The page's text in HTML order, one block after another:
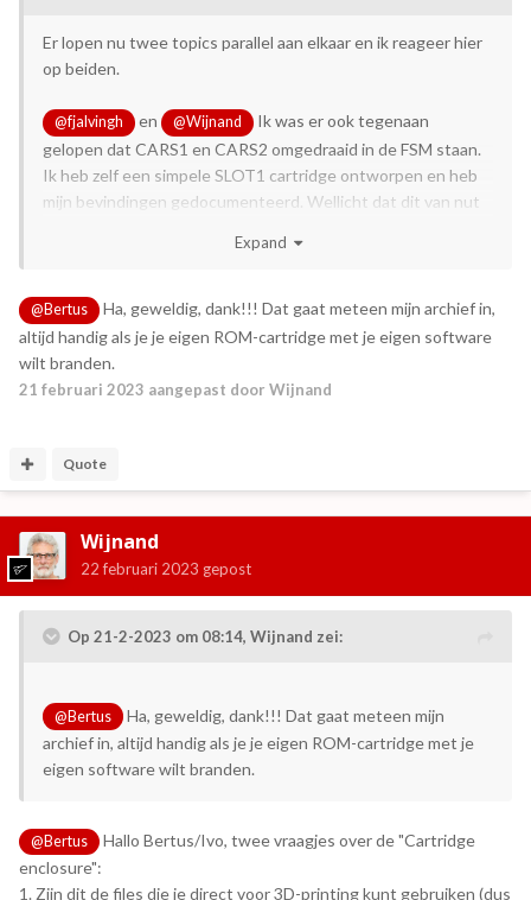
Er lopen nu twee topics parallel aan elkaar en ik reageer hier
op beiden.
@fjalvingh en @Wijnand
Ik was er ook tegenaan
gelopen dat CARS1 en CARS2 omgedraaid in de FSM staan.
Ik heb zelf een simpele SLOT1 cartridge ontworpen en heb
mijn bevindingen gedocumenteerd. Wellicht dat dit van nut
p2000t.nl/cartridges/basic-cartridge
@RetroComputer
I designed a very simple PCB that
basically acts as an adapter between the P2000T cartridge
and a Arduino Leonardo. No desoldering is required and the
method is fully 'non-invasive'. I extensively tested it with my
exchange for a readout of the ROM (of course to be shared
with everyone).
By the way: I am in the process of also putting all the
required resources for this adapter board in my Github
repository and documenting upon this as well, but that is
it is at the moment), but it is also upcoming.
Expand
@Bertus
Ha, geweldig, dank!!! Dat gaat meteen mijn archief in,
altijd handig als je je eigen ROM-cartridge met je eigen software
wilt branden.
21 februari 2023 aangepast door Wijnand
Quote
Wijnand
22 februari 2023 gepost
Op 21-2-2023 om 08:14, Wijnand zei:
@Bertus
Ha, geweldig, dank!!! Dat gaat meteen mijn
archief in, altijd handig als je je eigen ROM-cartridge met je
eigen software wilt branden.
@Bertus
Hallo Bertus/Ivo, twee vraagjes over de "Cartridge
enclosure":
1. Zijn dit de files die je direct voor 3D-printing kunt gebruiken (dus